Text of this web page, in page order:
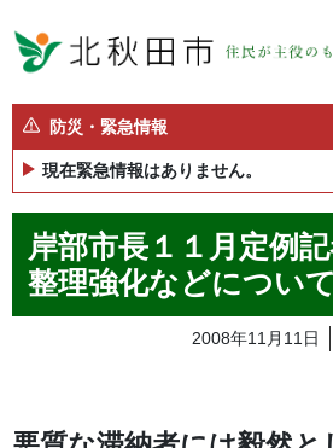
防災・緊急情報
現在緊急情報はありません。
岸部市長１１月定例
整理強化などについ
2008年11月11日